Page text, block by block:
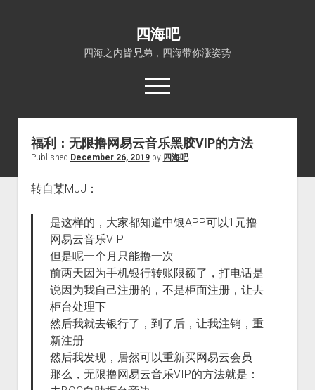
四海吧
四海之内皆兄弟，四海带你涨姿势
open
menu
首页
四海知识
热门事件
福利福利
火星情报局
四海
福利：无限撸网易云音乐黑胶VIP的方法
Published December 26, 2019by 四海吧
转自某MJJ：
是这样的，大家都知道中银APP可以1元撸
网易云音乐VIP
但是呢一个月只能撸一次
前两天因为手机银行转账限额了，打电话是
说因为我自己注册的，不是柜面注册，让去
柜台处理下
然后我就去银行了，到了后，让我注销，重
新注册
然后我发现，居然可以重新买网易云会员
那么，无限撸网易云音乐VIP的方法就是：